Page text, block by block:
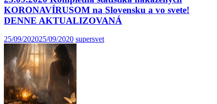
KORONAVÍRUSOM na Slovensku a vo svete!
DENNE AKTUALIZOVANÁ
25/09/202025/09/2020 supersvet